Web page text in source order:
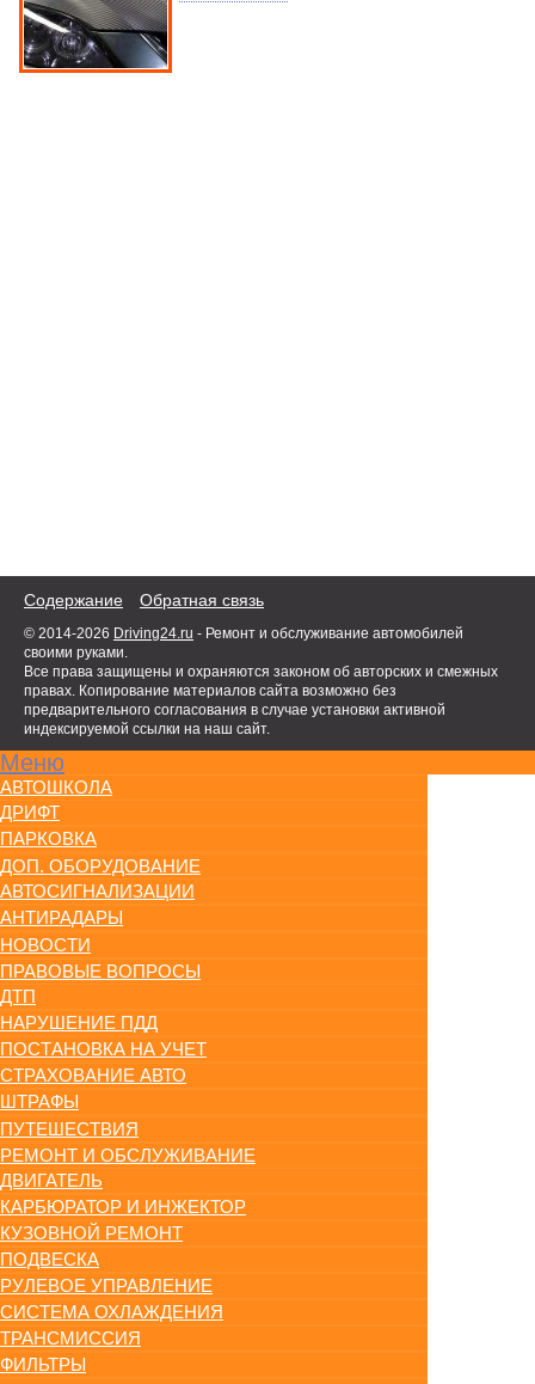
Содержание Обратная связь
© 2014-2026 Driving24.ru - Ремонт и обслуживание автомобилей
своими руками.
Все права защищены и охраняются законом об авторских и смежных
правах. Копирование материалов сайта возможно без
предварительного согласования в случае установки активной
индексируемой ссылки на наш сайт.
Меню
АВТОШКОЛА
ДРИФТ
ПАРКОВКА
ДОП. ОБОРУДОВАНИЕ
АВТОСИГНАЛИЗАЦИИ
АНТИРАДАРЫ
НОВОСТИ
ПРАВОВЫЕ ВОПРОСЫ
ДТП
НАРУШЕНИЕ ПДД
ПОСТАНОВКА НА УЧЕТ
СТРАХОВАНИЕ АВТО
ШТРАФЫ
ПУТЕШЕСТВИЯ
РЕМОНТ И ОБСЛУЖИВАНИЕ
ДВИГАТЕЛЬ
КАРБЮРАТОР И ИНЖЕКТОР
КУЗОВНОЙ РЕМОНТ
ПОДВЕСКА
РУЛЕВОЕ УПРАВЛЕНИЕ
СИСТЕМА ОХЛАЖДЕНИЯ
ТРАНСМИССИЯ
ФИЛЬТРЫ